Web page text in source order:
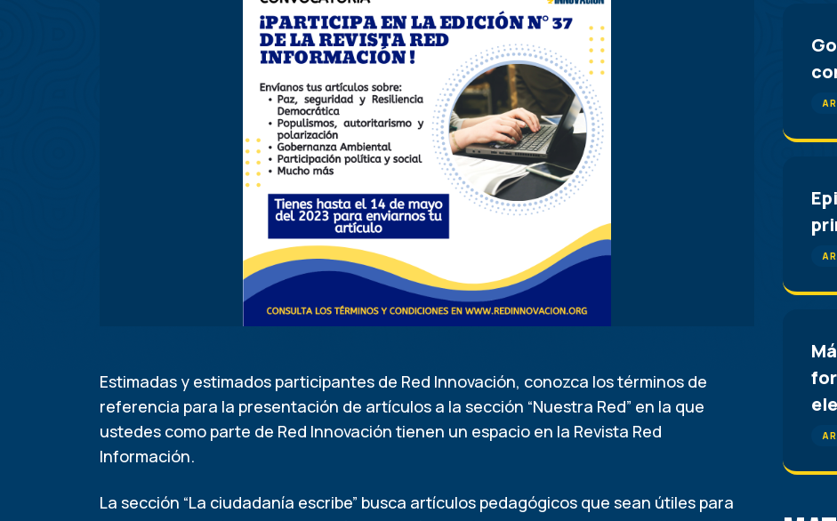
Estimadas y estimados participantes de Red Innovación, conozca los términos de
referencia para la presentación de artículos a la sección “Nuestra Red” en la que
ustedes como parte de Red Innovación tienen un espacio en la Revista Red
Información.
La sección “La ciudadanía escribe” busca artículos pedagógicos que sean útiles para